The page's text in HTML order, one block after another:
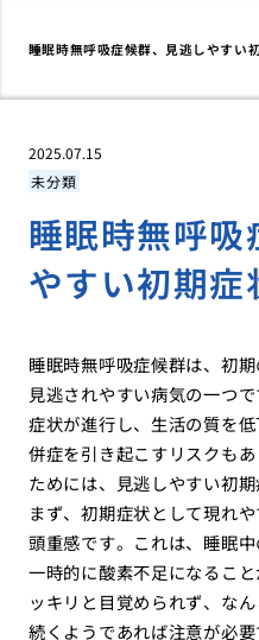
睡眠時無呼吸症候群、見逃しやすい
2025.07.15
未分類
睡眠時無呼吸
やすい初期症
睡眠時無呼吸症候群は、初
見逃されやすい病気の一つ
症状が進行し、生活の質を
併症を引き起こすリスクも
ためには、見逃しやすい初
まず、初期症状として現れ
頭重感です。これは、睡眠
一時的に酸素不足になるこ
ッキリと目覚められず、な
続くようであれば注意が必